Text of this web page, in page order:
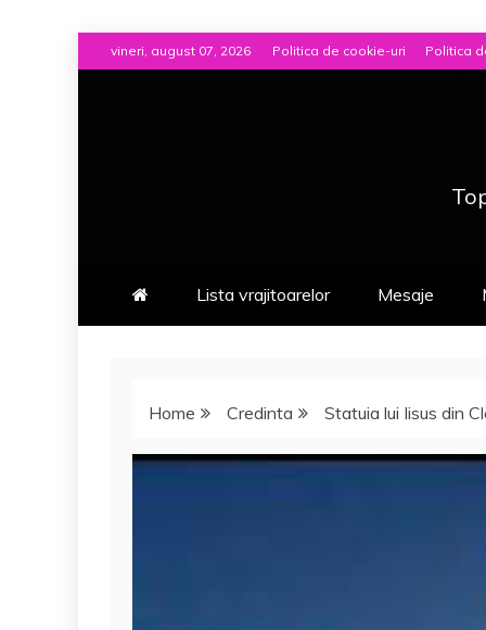
to
vineri, august 07, 2026 Politica de cookie-uri Politica
Lista vrajitoarelor Mesaje
Home Credinta Statuia lui Iisus din